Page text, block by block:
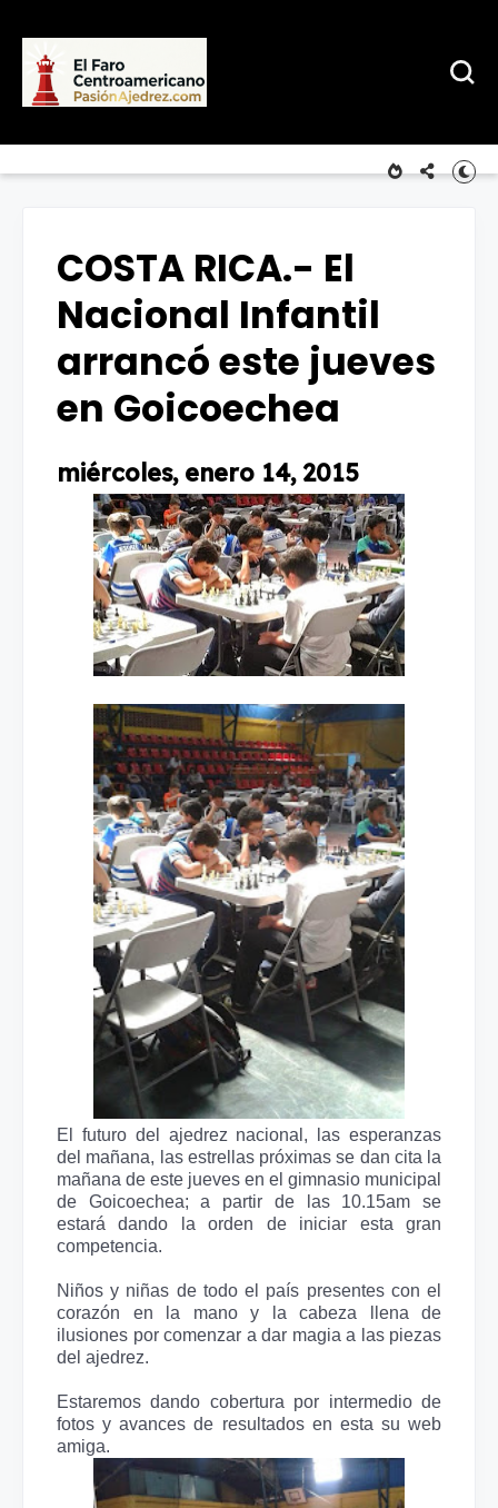
COSTA RICA.- El
Nacional Infantil
arrancó este jueves
en Goicoechea
miércoles, enero 14, 2015
El futuro del ajedrez nacional, las esperanzas
del mañana, las estrellas próximas se dan cita la
mañana de este jueves en el gimnasio municipal
de Goicoechea; a partir de las 10.15am se
estará dando la orden de iniciar esta gran
competencia.
Niños y niñas de todo el país presentes con el
corazón en la mano y la cabeza llena de
ilusiones por comenzar a dar magia a las piezas
del ajedrez.
Estaremos dando cobertura por intermedio de
fotos y avances de resultados en esta su web
amiga.